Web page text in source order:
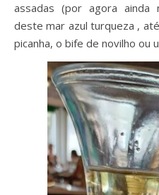
assadas (por agora ainda
deste mar azul turqueza ,
picanha, o bife de novilho ou